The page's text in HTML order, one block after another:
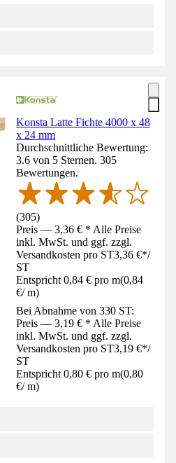
Konsta Latte Fichte 4000 x 48
x 24 mm
Durchschnittliche Bewertung:
3.6 von 5 Sternen. 305
Bewertungen.
(305)
Preis — 3,36 € * Alle Preise
inkl. MwSt. und ggf. zzgl.
Versandkosten pro ST3,36 €*/
ST
Entspricht 0,84 € pro m(0,84
€/ m)
Bei Abnahme von 330 ST:
Preis — 3,19 € * Alle Preise
inkl. MwSt. und ggf. zzgl.
Versandkosten pro ST3,19 €*/
ST
Entspricht 0,80 € pro m(0,80
€/ m)